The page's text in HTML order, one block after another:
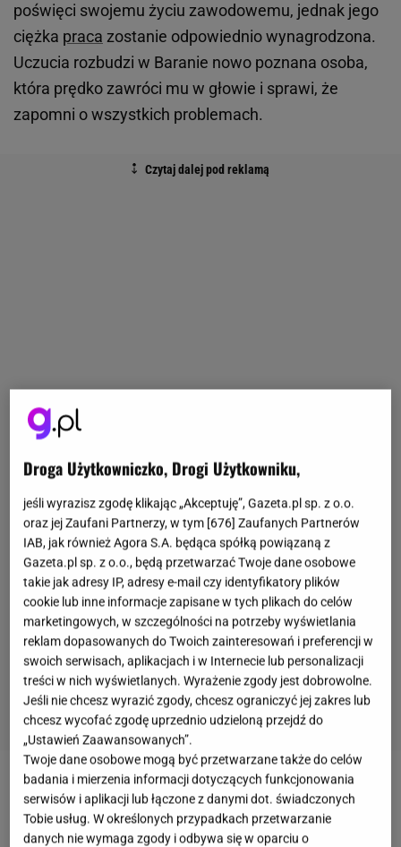
poświęci swojemu życiu zawodowemu, jednak jego
ciężka praca zostanie odpowiednio wynagrodzona.
Uczucia rozbudzi w Baranie nowo poznana osoba,
która prędko zawróci mu w głowie i sprawi, że
zapomni o wszystkich problemach.
Zobacz wideoChoć tego nie zauważamy, doba
ciągle się wydłuża
Droga Użytkowniczko, Drogi Użytkowniku,
jeśli wyrazisz zgodę klikając „Akceptuję”, Gazeta.pl sp. z o.o.
oraz jej Zaufani Partnerzy, w tym [676] Zaufanych Partnerów
IAB, jak również Agora S.A. będąca spółką powiązaną z
Gazeta.pl sp. z o.o., będą przetwarzać Twoje dane osobowe
takie jak adresy IP, adresy e-mail czy identyfikatory plików
cookie lub inne informacje zapisane w tych plikach do celów
marketingowych, w szczególności na potrzeby wyświetlania
reklam dopasowanych do Twoich zainteresowań i preferencji w
swoich serwisach, aplikacjach i w Internecie lub personalizacji
treści w nich wyświetlanych. Wyrażenie zgody jest dobrowolne.
Jeśli nie chcesz wyrazić zgody, chcesz ograniczyć jej zakres lub
chcesz wycofać zgodę uprzednio udzieloną przejdź do
„Ustawień Zaawansowanych”.
Twoje dane osobowe mogą być przetwarzane także do celów
badania i mierzenia informacji dotyczących funkcjonowania
serwisów i aplikacji lub łączone z danymi dot. świadczonych
Tobie usług. W określonych przypadkach przetwarzanie
danych nie wymaga zgody i odbywa się w oparciu o